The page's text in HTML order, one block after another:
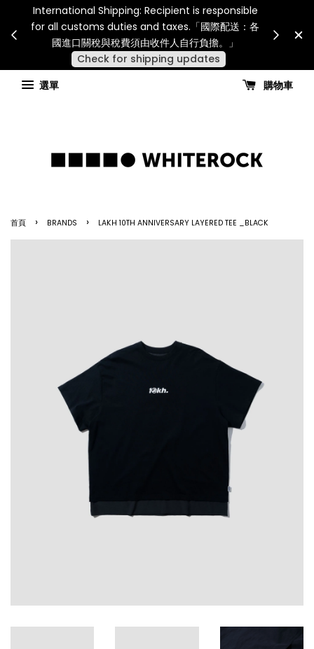
諒
International Shipping: Recipient is responsible
for all customs duties and taxes.「國際配送：各
國進口關稅與稅費須由收件人自行負擔。」
Check for shipping updates
選單 購物車
首頁 › BRANDS › LAKH 10TH ANNIVERSARY LAYERED TEE _BLACK